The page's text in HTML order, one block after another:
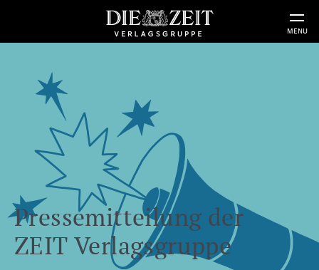
MENU
Pressemitteilung der
ZEIT Verlagsgruppe